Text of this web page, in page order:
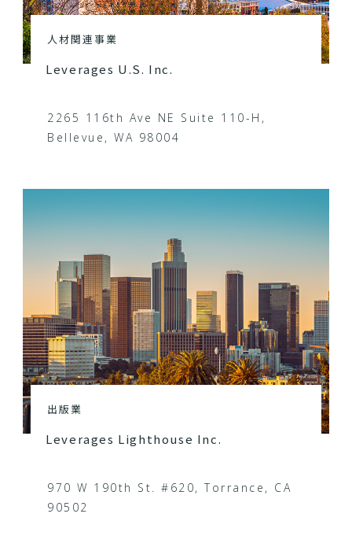
人材関連事業
Leverages U.S. Inc.
2265 116th Ave NE Suite 110-H,
Bellevue, WA 98004
出版業
Leverages Lighthouse Inc.
970 W 190th St. #620, Torrance, CA
90502